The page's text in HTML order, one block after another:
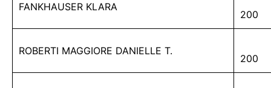
FANKHAUSER KLARA
200
ROBERTI MAGGIORE DANIELLE T.
200